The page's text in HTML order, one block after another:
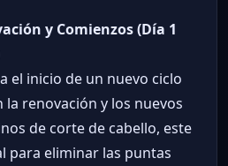
y Comienzos (Día 1
el inicio de un nuevo ciclo
la renovación y los nuevos
de corte de cabello, este
para eliminar las puntas